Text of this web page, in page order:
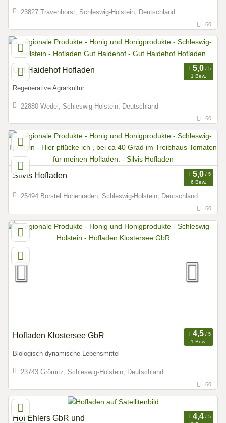
23827 Travenhorst, Schleswig-Holstein, Deutschland
60
Gut Haidehof Hofladen
1 Bew.
Regenerative Agrarkultur
22880 Wedel, Schleswig-Holstein, Deutschland
60
Silvis Hofladen
6 Bew.
25494 Borstel Hohenraden, Schleswig-Holstein, Deutschland
60
Hofladen Klostersee GbR
1 Bew.
Biologisch-dynamische Lebensmittel
23743 Grömitz, Schleswig-Holstein, Deutschland
60
Hof Ehlers GbR und